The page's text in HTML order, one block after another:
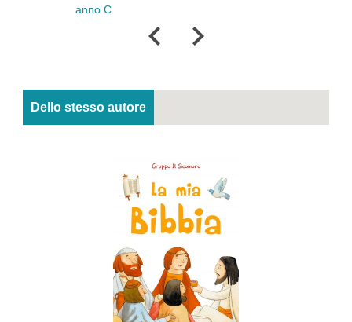
anno C
Dello stesso autore